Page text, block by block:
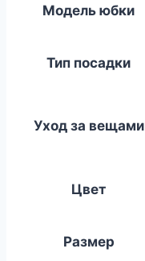
Модель юбки
Тип посадки
Уход за вещами
Цвет
Размер